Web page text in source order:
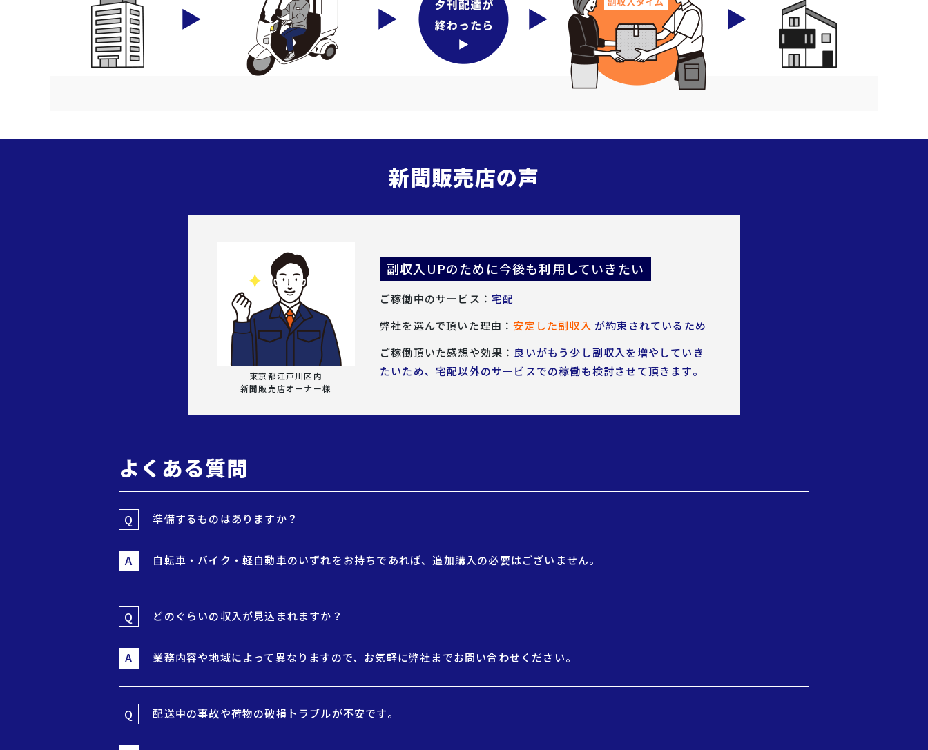
新聞販売店の声
東京都江戸川区内
新聞販売店オーナー様
副収入UPのために今後も利用していきたい
ご稼働中のサービス： 宅配
弊社を選んで頂いた理由：安定した副収入 が約束されているため
ご稼働頂いた感想や効果： 良いがもう少し副収入を増やしていき
たいため、宅配以外のサービスでの稼働も検討させて頂きます。
よくある質問
Q 準備するものはありますか？
A 自転車・バイク・軽自動車のいずれをお持ちであれば、追加購入の必要はございません。
Q どのぐらいの収入が見込まれますか？
A 業務内容や地域によって異なりますので、お気軽に弊社までお問い合わせください。
Q 配送中の事故や荷物の破損トラブルが不安です。